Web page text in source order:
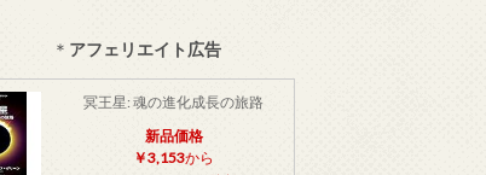
＊ アフェリエイト広告
冥王星: 魂の進化成長の旅路
新品価格
￥3,153から